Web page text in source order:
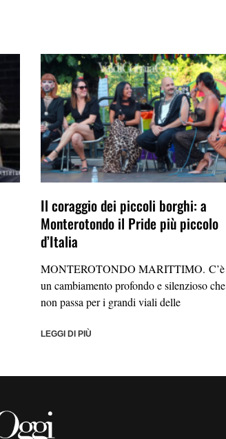
Il coraggio dei piccoli borghi: a
Monterotondo il Pride più piccolo
d’Italia
MONTEROTONDO MARITTIMO. C’è
un cambiamento profondo e silenzioso che
non passa per i grandi viali delle
LEGGI DI PIÙ